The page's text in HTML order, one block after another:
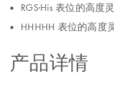
RGS·His 表位的高度
HHHHH 表位的高度
产品详情